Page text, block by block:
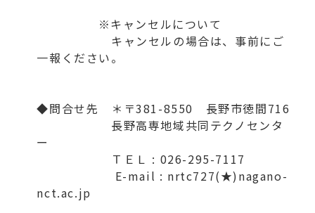
※キャンセルについて
キャンセルの場合は、事前にご
一報ください。
◆問合せ先 ＊〒381-8550 長野市徳間716
長野高専地域共同テクノセンタ
ー
ＴＥＬ : 026-295-7117
E-mail : nrtc727(★)nagano-
nct.ac.jp